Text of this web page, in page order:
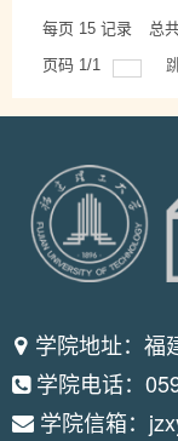
每页 15 记录 总
页码 1/1
学院地址：福
学院电话：
学院信箱：